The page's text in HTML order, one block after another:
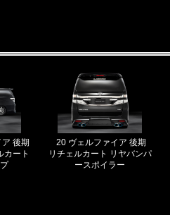
後期
ート
20 ヴェルファイア 後期
リチェルカート リヤバンパ
ースポイラー